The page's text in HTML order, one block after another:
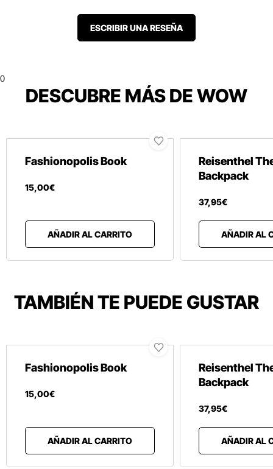
ESCRIBIR UNA RESEÑA
0
DESCUBRE MÁS DE WOW
Fashionopolis Book
15,00€
AÑADIR AL CARRITO
Reisenthel
Backpack
37,95€
AÑADIR AL
TAMBIÉN TE PUEDE GUSTAR
Fashionopolis Book
15,00€
AÑADIR AL CARRITO
Reisenthel
Backpack
37,95€
AÑADIR AL